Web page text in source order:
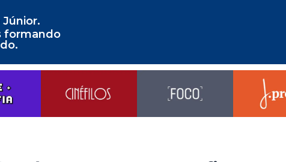
formando